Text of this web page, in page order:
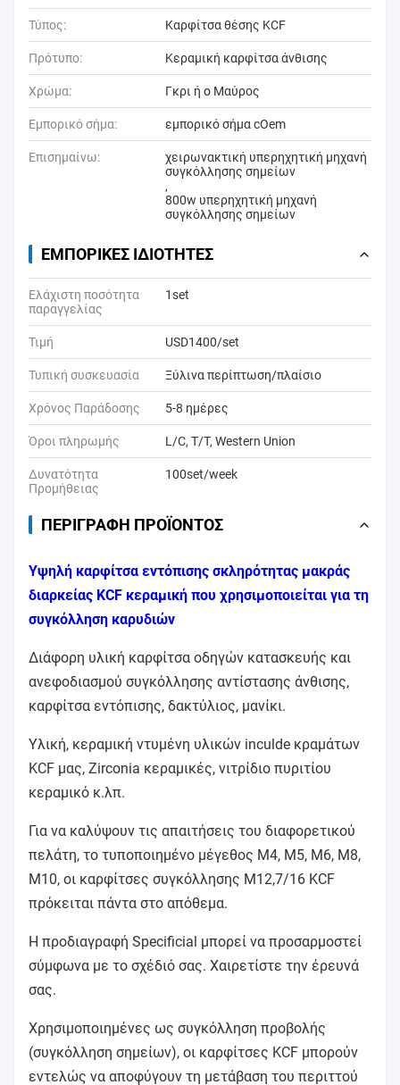
Τύπος: Καρφίτσα θέσης KCF
Πρότυπο: Κεραμική καρφίτσα άνθισης
Χρώμα: Γκρι ή ο Μαύρος
Εμπορικό σήμα: εμπορικό σήμα cOem
Επισημαίνω:
χειρωνακτική υπερηχητική μηχανή
συγκόλλησης σημείων
,
800w υπερηχητική μηχανή
συγκόλλησης σημείων
ΕΜΠΟΡΙΚΈΣ ΙΔΙΌΤΗΤΕΣ
Ελάχιστη ποσότητα
παραγγελίας
1set
Τιμή USD1400/set
Τυπική συσκευασία Ξύλινα περίπτωση/πλαίσιο
Χρόνος Παράδοσης 5-8 ημέρες
Όροι πληρωμής L/C, T/T, Western Union
Δυνατότητα
Προμήθειας
100set/week
ΠΕΡΙΓΡΑΦΉ ΠΡΟΪΌΝΤΟΣ
Υψηλή καρφίτσα εντόπισης σκληρότητας μακράς
διαρκείας KCF κεραμική που χρησιμοποιείται για τη
συγκόλληση καρυδιών
Διάφορη υλική καρφίτσα οδηγών κατασκευής και
ανεφοδιασμού συγκόλλησης αντίστασης άνθισης,
καρφίτσα εντόπισης, δακτύλιος, μανίκι.
Υλική, κεραμική ντυμένη υλικών inculde κραμάτων
KCF μας, Zirconia κεραμικές, νιτρίδιο πυριτίου
κεραμικό κ.λπ.
Για να καλύψουν τις απαιτήσεις του διαφορετικού
πελάτη, το τυποποιημένο μέγεθος M4, M5, M6, M8,
M10, οι καρφίτσες συγκόλλησης M12,7/16 KCF
πρόκειται πάντα στο απόθεμα.
Η προδιαγραφή Specificial μπορεί να προσαρμοστεί
σύμφωνα με το σχέδιό σας. Χαιρετίστε την έρευνά
σας.
Χρησιμοποιημένες ως συγκόλληση προβολής
(συγκόλληση σημείων), οι καρφίτσες KCF μπορούν
εντελώς να αποφύγουν τη μετάβαση του περιττού